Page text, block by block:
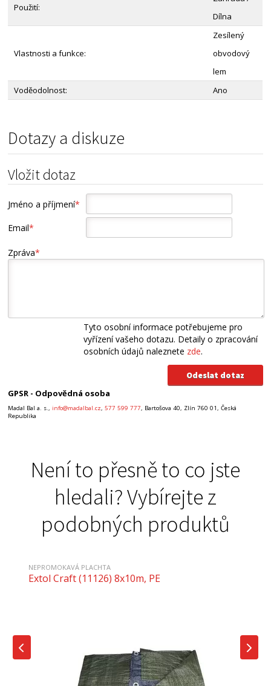
Použití:
Dílna
Vlastnosti a funkce:
Zesílený
obvodový
lem
Voděodolnost:
Ano
Dotazy a diskuze
Vložit dotaz
Jméno a příjmení*
Email*
Zpráva*
Tyto osobní informace potřebujeme pro
vyřízení vašeho dotazu. Detaily o zpracování
osobních údajů naleznete zde.
GPSR - Odpovědná osoba
Madal Bal a. s., info@madalbal.cz,577 599 777, Bartošova 40, Zlín 760 01, Česká
Republika
Není to přesně to co jste
hledali? Vybírejte z
podobných produktů
NEPROMOKAVÁ PLACHTA
Extol Craft (11126) 8x10m, PE